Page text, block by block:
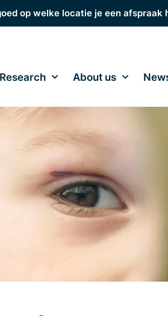
op welke locatie je een afspraak
Research About us